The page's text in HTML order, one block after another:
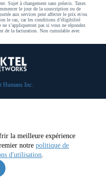
la meilleure expérience
notrepolitique de
d'utilisation.
Sujet à changement sans préavis. Taxes
le jour de la souscription ou de
aux services peut affecter le prix et/ou
le cas, car les conditions d’éligibilité
s’appliqueront pas si vous ne répondez
de la facturation. Non cumulable avec
Humans Inc.